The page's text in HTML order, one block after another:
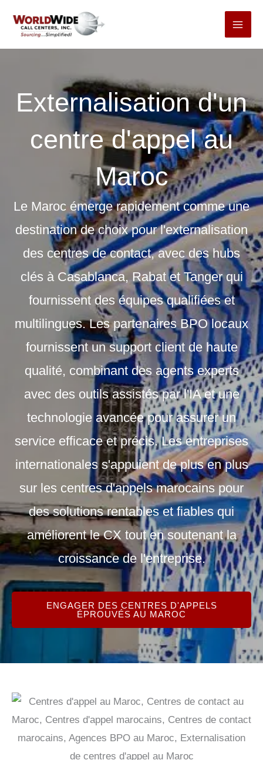
Externalisation d'un
centre d'appel au
Maroc
Le Maroc émerge rapidement comme une
destination de choix pour l'externalisation
des centres de contact, avec des hubs
clés à Casablanca, Rabat et Tanger qui
fournissent des équipes qualifiées et
multilingues. Les partenaires BPO locaux
fournissent un support client de haute
qualité, combinant des agents experts
avec des outils assistés par l'IA et une
technologie avancée pour assurer un
service efficace et précis. Les entreprises
internationales s'appuient de plus en plus
sur les centres d'appels marocains pour
des solutions rentables et fiables qui
améliorent le CX tout en soutenant la
croissance de l'entreprise.
ENGAGER DES CENTRES D'APPELS
ÉPROUVÉS AU MAROC